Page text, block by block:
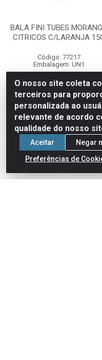
BALA FINI TUBES
CITRICOS C/LARANJA
Código: 77217
Embalagem: UN1
Faça seu login ou
cadastre-se para
ver preços e
comprar
O nosso site coleta
terceiros para
personalizada ao
relevante de acordo
qualidade do nosso
Aceitar
Negar
Preferências de